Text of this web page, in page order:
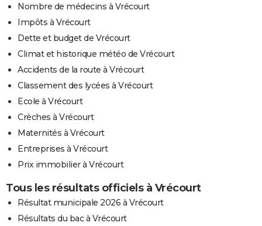
Nombre de médecins à Vrécourt
Impôts à Vrécourt
Dette et budget de Vrécourt
Climat et historique météo de Vrécourt
Accidents de la route à Vrécourt
Classement des lycées à Vrécourt
Ecole à Vrécourt
Crèches à Vrécourt
Maternités à Vrécourt
Entreprises à Vrécourt
Prix immobilier à Vrécourt
Tous les résultats officiels à Vrécourt
Résultat municipale 2026 à Vrécourt
Résultats du bac à Vrécourt